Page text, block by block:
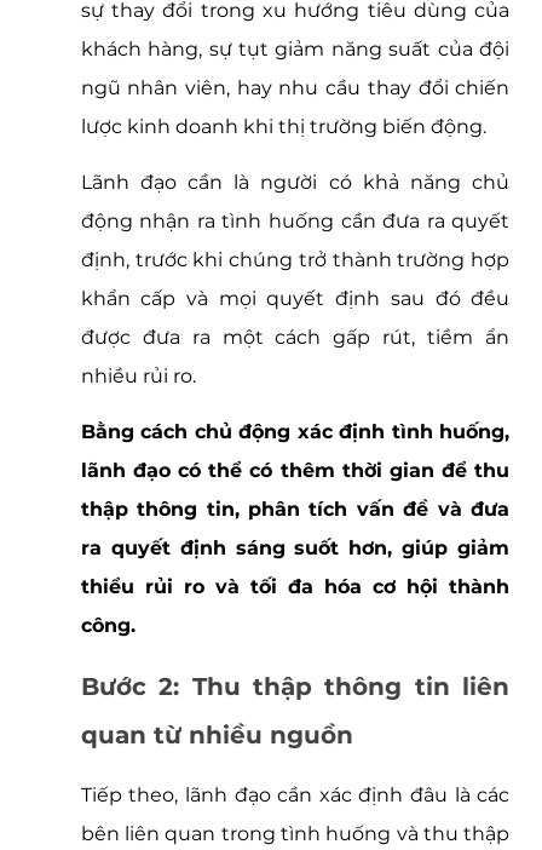
sự thay đổi trong xu hướng tiêu dùng của
khách hàng, sự tụt giảm năng suất của đội
ngũ nhân viên, hay nhu cầu thay đổi chiến
lược kinh doanh khi thị trường biến động.
Lãnh đạo cần là người có khả năng chủ
động nhận ra tình huống cần đưa ra quyết
định, trước khi chúng trở thành trường hợp
khẩn cấp và mọi quyết định sau đó đều
được đưa ra một cách gấp rút, tiềm ẩn
nhiều rủi ro.
Bằng cách chủ động xác định tình huống,
lãnh đạo có thể có thêm thời gian để thu
thập thông tin, phân tích vấn đề và đưa
ra quyết định sáng suốt hơn, giúp giảm
thiểu rủi ro và tối đa hóa cơ hội thành
công.
Bước 2: Thu thập thông tin liên
quan từ nhiều nguồn
Tiếp theo, lãnh đạo cần xác định đâu là các
bên liên quan trong tình huống và thu thập